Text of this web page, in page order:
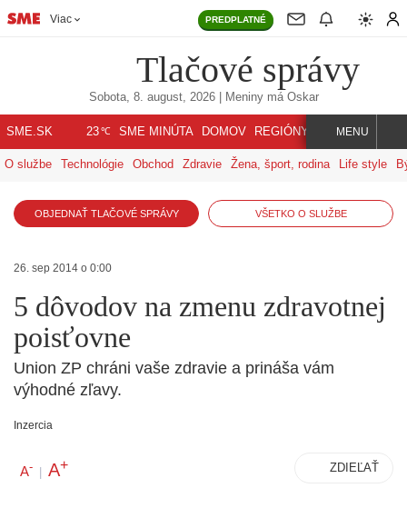
Viac PREDPLATNÉ
Tlačové správy
Sobota, 8. august, 2026| Meniny má Oskar
SME.SK 23℃ SME MINÚTA DOMOV REGIÓNY INDEX SVET
MENU
O službe Technológie Obchod Zdravie Žena, šport, rodina Life style
OBJEDNAŤ TLAČOVÉ SPRÁVY VŠETKO O SLUŽBE
26. sep 2014 o 0:00
5 dôvodov na zmenu zdravotnej
poisťovne
Union ZP chráni vaše zdravie a prináša vám
výhodné zľavy.
Inzercia
A- | A+ ZDIEĽAŤ